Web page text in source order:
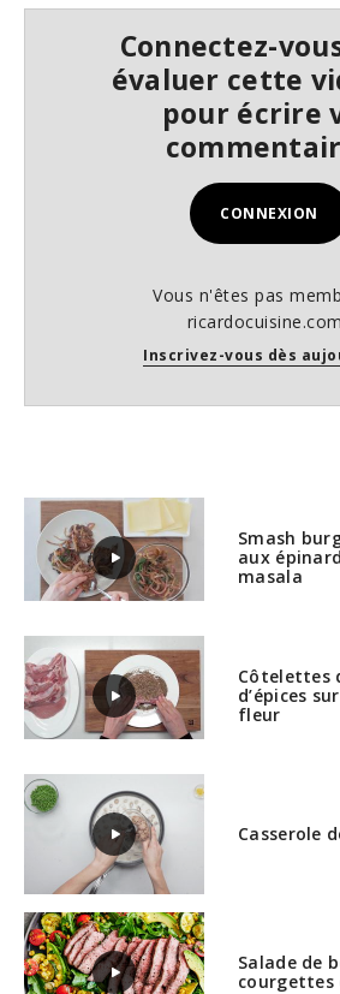
Connectez-
évaluer cette
pour écrire
CONNEXION
Vous n'êtes pas
Inscrivez-vous dès
Smash
aux
masala
Côtelettes
d’épices
fleur
Casserole
Salade de
courgettes